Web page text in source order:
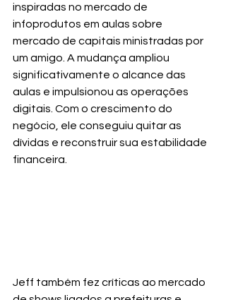
inspiradas no mercado de
infoprodutos em aulas sobre
mercado de capitais ministradas por
um amigo. A mudança ampliou
significativamente o alcance das
aulas e impulsionou as operações
digitais. Com o crescimento do
negócio, ele conseguiu quitar as
dívidas e reconstruir sua estabilidade
financeira.
Jeff também fez críticas ao mercado